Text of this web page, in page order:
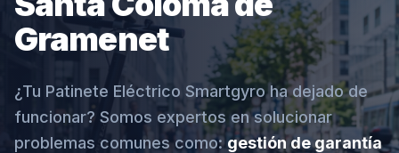
Gramenet
¿Tu Patinete Eléctrico Smartgyro ha dejado de
funcionar? Somos expertos en solucionar
problemas comunes como:gestión de garantía